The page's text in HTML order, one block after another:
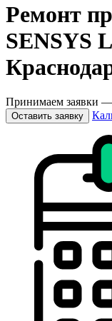
Ремонт
SENSYS
Принимаем заявки —
Оставить заявку